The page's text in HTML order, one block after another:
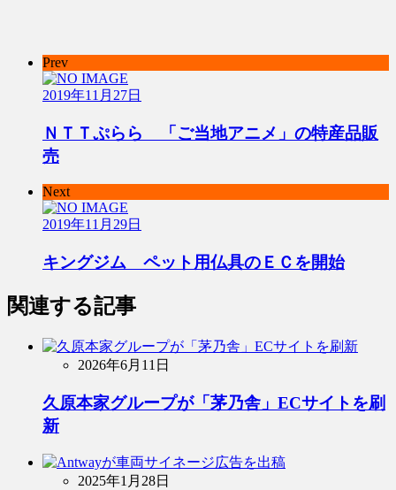
Prev
2019年11月27日
ＮＴＴぷらら 「ご当地アニメ」の特産品販
売
Next
2019年11月29日
キングジム ペット用仏具のＥＣを開始
関連する記事
2026年6月11日
久原本家グループが「茅乃舎」ECサイトを刷
新
2025年1月28日